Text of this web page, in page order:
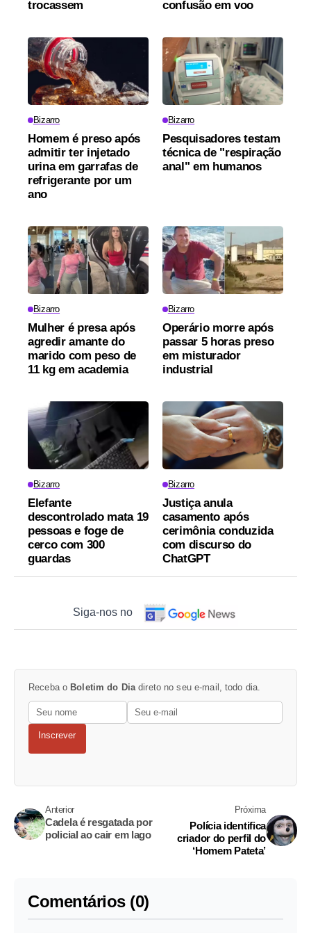
trocassem confusão em voo
Bizarro
Homem é preso após
admitir ter injetado
urina em garrafas de
refrigerante por um
ano
Bizarro
Pesquisadores testam
técnica de "respiração
anal" em humanos
Bizarro
Mulher é presa após
agredir amante do
marido com peso de
11 kg em academia
Bizarro
Operário morre após
passar 5 horas preso
em misturador
industrial
Bizarro
Elefante
descontrolado mata 19
pessoas e foge de
cerco com 300
guardas
Bizarro
Justiça anula
casamento após
cerimônia conduzida
com discurso do
ChatGPT
Siga-nos no
Receba o Boletim do Diadireto no seu e-mail, todo dia.
Inscrever
Anterior
Cadela é resgatada por
policial ao cair em lago
Próxima
Polícia identifica
criador do perfil do
‘Homem Pateta’
Comentários (0)